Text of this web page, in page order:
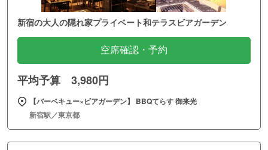
新宿の大人の隠れ家プライベート和テラスビアガーデン
空席確認・予約
平均予算 3,980円
【バーベキュー×ビアガーデン】 BBQてらす 御来光
新宿駅／東京都